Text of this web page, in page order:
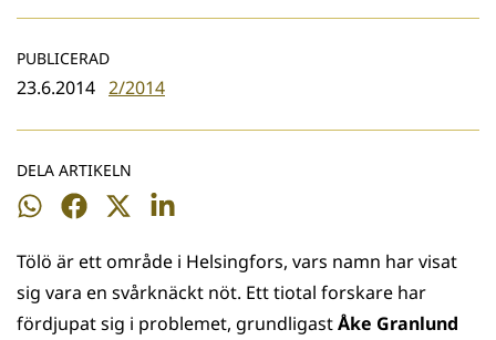
PUBLICERAD
23.6.2014 2/2014
DELA ARTIKELN
Dela
WhatsApp
Dela
Facebook
Dela
Twitter
Dela
LinkedIn
Tölö är ett område i Helsingfors, vars namn har visat
sig vara en svårknäckt nöt. Ett tiotal forskare har
fördjupat sig i problemet, grundligastÅke Granlund